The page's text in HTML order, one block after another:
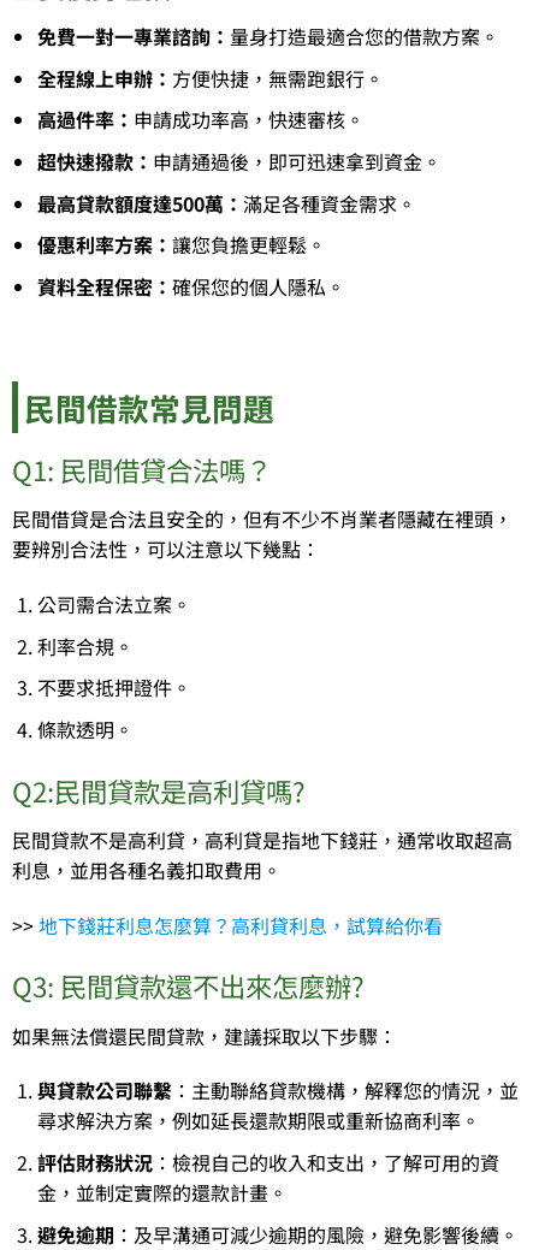
免費一對一專業諮詢： 量身打造最適合您的借款方案。
全程線上申辦： 方便快捷，無需跑銀行。
高過件率： 申請成功率高，快速審核。
超快速撥款： 申請通過後，即可迅速拿到資金。
最高貸款額度達500萬： 滿足各種資金需求。
優惠利率方案： 讓您負擔更輕鬆。
資料全程保密： 確保您的個人隱私。
民間借款常見問題
Q1: 民間借貸合法嗎？
民間借貸是合法且安全的，但有不少不肖業者隱藏在裡頭，
要辨別合法性，可以注意以下幾點：
公司需合法立案。
利率合規。
不要求抵押證件。
條款透明。
Q2:民間貸款是高利貸嗎?
民間貸款不是高利貸，高利貸是指地下錢莊，通常收取超高
利息，並用各種名義扣取費用。
>>地下錢莊利息怎麼算？高利貸利息，試算給你看
Q3: 民間貸款還不出來怎麼辦?
如果無法償還民間貸款，建議採取以下步驟：
與貸款公司聯繫：主動聯絡貸款機構，解釋您的情況，並
尋求解決方案，例如延長還款期限或重新協商利率。
評估財務狀況：檢視自己的收入和支出，了解可用的資
金，並制定實際的還款計畫。
避免逾期 ：及早溝通可減少逾期的風險，避免影響後續。